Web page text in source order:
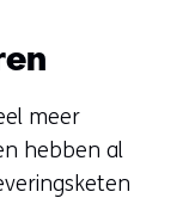
meer
hebben al